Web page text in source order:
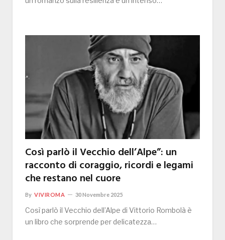
Così parlò il Vecchio dell’Alpe”: un
racconto di coraggio, ricordi e legami
che restano nel cuore
By VIVIROMA 30 Novembre 2025
Così parlò il Vecchio dell’Alpe di Vittorio Rombolà è
un libro che sorprende per delicatezza…